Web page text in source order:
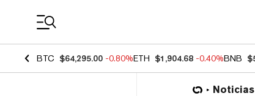
BTC $64,295.00 -0.80%ETH $1,904.68 -0.40%BNB
Noticias